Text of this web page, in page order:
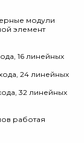
модули
элемент
16 линейных
24 линейных
32 линейных
работая